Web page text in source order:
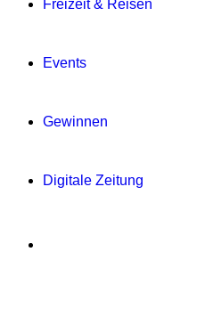
Freizeit & Reisen
Events
Gewinnen
Digitale Zeitung